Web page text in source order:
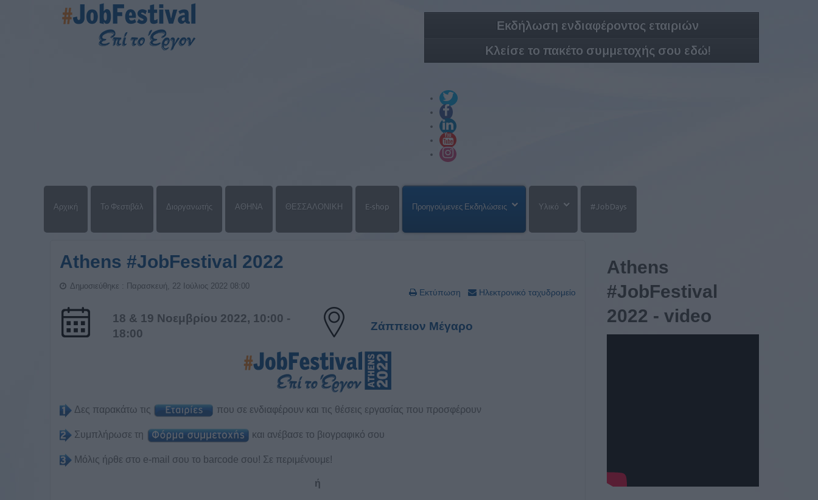
Εκδήλωση ενδιαφέροντος εταιριών
Κλείσε το πακέτο συμμετοχής σου εδώ!
Αρχική Το Φεστιβάλ Διοργανωτής ΑΘΗΝΑ ΘΕΣΣΑΛΟΝΙΚΗ E-shop Προηγούμενες Εκδηλώσεις Υλικό #JobDays
Athens #JobFestival 2022
Εκτύπωση Ηλεκτρονικό ταχυδρομείο
Δημοσιεύθηκε : Παρασκευή, 22 Ιούλιος 2022 08:00
18 & 19 Νοεμβρίου 2022, 10:00 -
18:00
Ζάππειον Μέγαρο
Δες παρακάτω τις που σε ενδιαφέρουν και τις θέσεις εργασίας που προσφέρουν
Συμπλήρωσε τη και ανέβασε το βιογραφικό σου
Μόλις ήρθε στο e-mail σου το barcode σου! Σε περιμένουμε!
ή
Athens
#JobFestival
2022 - video